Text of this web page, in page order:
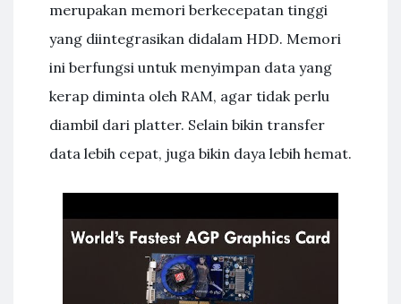
merupakan memori berkecepatan tinggi
yang diintegrasikan didalam HDD. Memori
ini berfungsi untuk menyimpan data yang
kerap diminta oleh RAM, agar tidak perlu
diambil dari platter. Selain bikin transfer
data lebih cepat, juga bikin daya lebih hemat.